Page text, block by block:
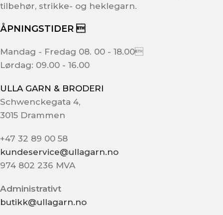
tilbehør, strikke- og heklegarn.
ÅPNINGSTIDER 
Mandag - Fredag 08. 00 - 18.00
Lørdag: 09.00 - 16.00
ULLA GARN & BRODERI
Schwenckegata 4,
3015 Drammen
+47 32 89 00 58
kundeservice@ullagarn.no
974 802 236 MVA
Administrativt
butikk@ullagarn.no